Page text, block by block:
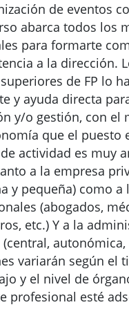
de eventos
abarca todos los
para formarte
a la dirección.
de FP lo
y ayuda directa
y/o gestión, con el
que el puesto
actividad es muy
a la empresa
y pequeña) como a
(abogados,
etc.) Y a la
autonómica,
variarán según el
y el nivel de
profesional esté